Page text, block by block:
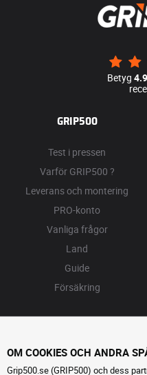
Betyg
GRIP500
Test i pressen
Varför GRIP500 ?
Leverans och montering
PRO-konto
Vanliga frågor
Land
Guide
Försäkring
OM COOKIES OCH ANDRA
Grip500.se (GRIP500) och dess